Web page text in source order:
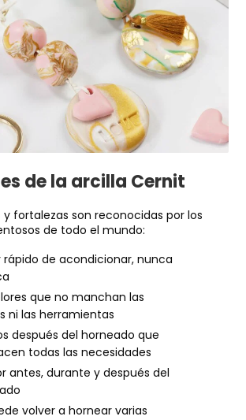
de la arcilla Cernit
y fortalezas son reconocidas por los
de todo el mundo:
rápido de acondicionar, nunca
que no manchan las
ni las herramientas
después del horneado que
todas las necesidades
antes, durante y después del
volver a hornear varias